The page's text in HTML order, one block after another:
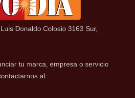
Donaldo Colosio 3163 Sur,
tu marca, empresa o servicio
al: